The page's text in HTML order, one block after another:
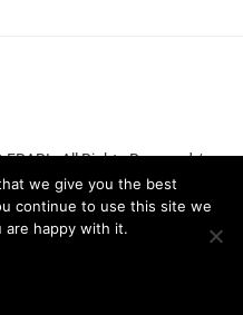
- All Rights Reserved /
we give you the best
continue to use this site we
are happy with it.